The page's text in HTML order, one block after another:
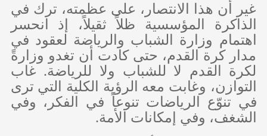
غير أن هذا الانتصار، على عظمته، ترك في
الذاكرة المؤسسية ظلاً ثقيلاً، إذ انحسر
اهتمام وزارة الشباب والرياضة لعقود في
مدار كرة القدم، حتى كادت أن تغدو وزارةً
لكرة القدم لا للشباب ولا للرياضة. غاب
التوازن، وغابت معه الرؤية الكلية التي ترى
في تنوّع الرياضات تنوعاً في الفكر، وفي
الشغف، وفي إمكانات الأمة.